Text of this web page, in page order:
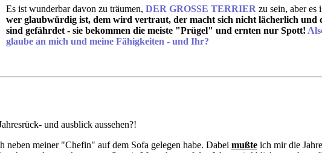
Es ist wunderbar davon zu träumen, DER GROSSE TERRIER zu sein, aber es
wer glaubwürdig ist, dem wird vertraut, der macht sich nicht lächerlich
sind gefährdet - sie bekommen die meiste "Prügel" und ernten nur Spott!
glaube an mich und meine Fähigkeiten - und Ihr?
und ausblick aussehen?!
neben meiner "Chefin" auf dem Sofa gelegen habe. Dabei mußte ich mir die